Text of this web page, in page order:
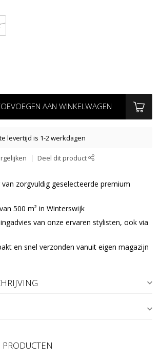
AAN WINKELWAGEN
levertijd is 1-2 werkdagen
Deel dit product
zorgvuldig geselecteerde premium
500 m² in Winterswijk
van onze ervaren stylisten, ook via
en snel verzonden vanuit eigen magazijn